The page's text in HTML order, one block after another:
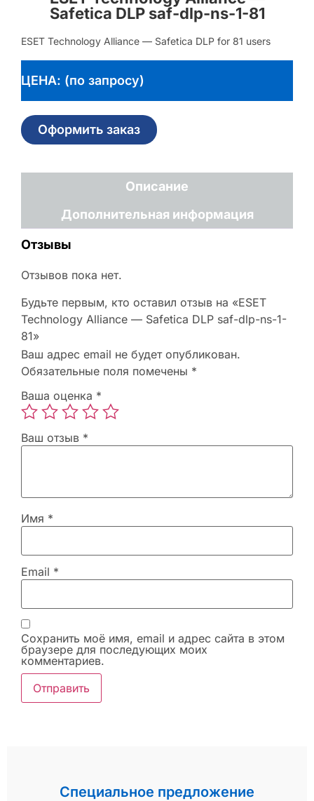
Safetica DLP saf-dlp-ns-1-81
ESET Technology Alliance — Safetica DLP for 81 users
ЦЕНА: (по запросу)
Оформить заказ
Описание
Дополнительная информация
Отзывы
Отзывов пока нет.
Будьте первым, кто оставил отзыв на «ESET
Technology Alliance — Safetica DLP saf-dlp-ns-1-
81»
Ваш адрес email не будет опубликован.
Обязательные поля помечены *
Ваша оценка *
Ваш отзыв *
Имя *
Email *
Сохранить моё имя, email и адрес сайта в этом
браузере для последующих моих
комментариев.
Специальное предложение